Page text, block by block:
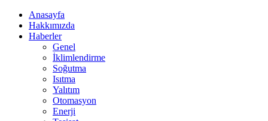
Anasayfa
Hakkımızda
Haberler
Genel
İklimlendirme
Soğutma
Isıtma
Yalıtım
Otomasyon
Enerji